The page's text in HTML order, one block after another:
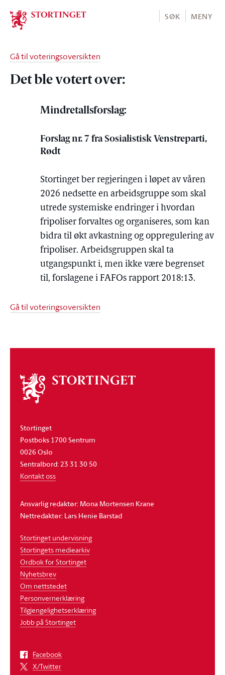
Stortinget.no
SØK MENY
Gå til voteringsoversikten
Det ble votert over:
Mindretallsforslag:
Forslag nr. 7 fra Sosialistisk Venstreparti,
Rødt
Stortinget ber regjeringen i løpet av våren
2026 nedsette en arbeidsgruppe som skal
utrede systemiske endringer i hvordan
fripoliser forvaltes og organiseres, som kan
bidra til økt avkastning og oppregulering av
fripoliser. Arbeidsgruppen skal ta
utgangspunkt i, men ikke være begrenset
til, forslagene i FAFOs rapport 2018:13.
Gå til voteringsoversikten
Om
stortinget
Stortinget
Postboks 1700 Sentrum
0026 Oslo
Sentralbord: 23 31 30 50
Kontakt oss
Ansvarlig redaktør: Mona Mortensen Krane
Nettredaktør: Lars Henie Barstad
Stortinget undervisning
Stortingets mediearkiv
Ordbok for Stortinget
Nyhetsbrev
Om nettstedet
Personvernerklæring
Tilgjengelighetserklæring
Jobb på Stortinget
Facebook
X/Twitter